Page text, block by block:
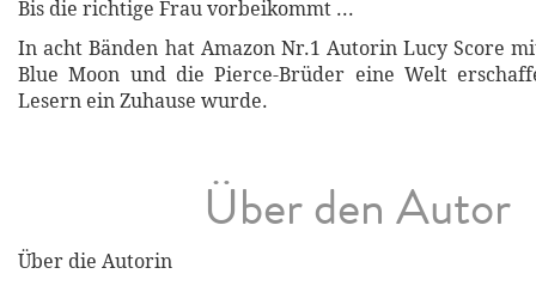
Bis die richtige Frau vorbeikommt ...
In acht Bänden hat Amazon Nr.1 Autorin Lucy Score
Blue Moon und die Pierce-Brüder eine Welt
Lesern ein Zuhause wurde.
Über den Autor
Über die Autorin